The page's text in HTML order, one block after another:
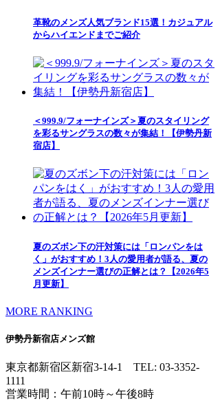
革靴のメンズ人気ブランド15選！カジュアル
からハイエンドまでご紹介
＜999.9/フォーナインズ＞夏のスタイリング
を彩るサングラスの数々が集結！【伊勢丹新
宿店】
夏のズボン下の汗対策には「ロンパンをは
く」がおすすめ！3人の愛用者が語る、夏の
メンズインナー選びの正解とは？【2026年5
月更新】
MORE RANKING
伊勢丹新宿店メンズ館
東京都新宿区新宿3-14-1 TEL: 03-3352-
1111
営業時間：午前10時～午後8時